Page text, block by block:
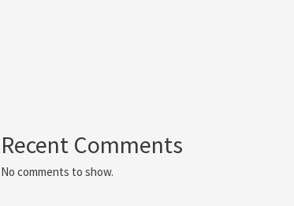
Recent Comments
No comments to show.